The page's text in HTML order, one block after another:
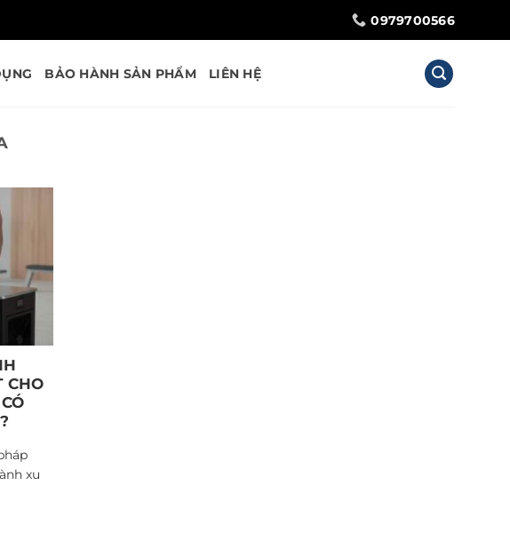
0979700566
BẢO HÀNH SẢN PHẨM LIÊN HỆ
CHO
xu